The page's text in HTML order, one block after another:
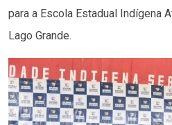
para a Escola Estadual Indígena
Lago Grande.